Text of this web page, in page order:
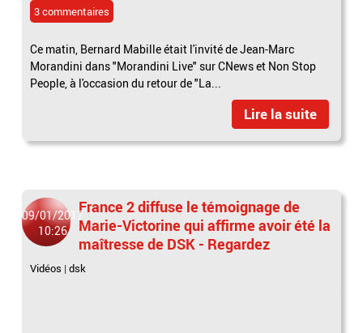
3 commentaires
Ce matin, Bernard Mabille était l'invité de Jean-Marc
Morandini dans "Morandini Live" sur CNews et Non Stop
People, à l'occasion du retour de "La...
Lire la suite
09/01/2017
10:26
France 2 diffuse le témoignage de
Marie-Victorine qui affirme avoir été la
maîtresse de DSK - Regardez
Vidéos |dsk